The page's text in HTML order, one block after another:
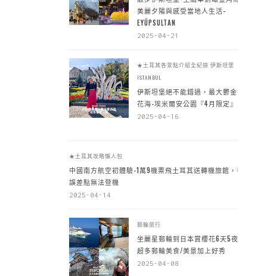
美麗夕陽與感受當地人生活-
EYÜPSULTAN
2025-04-21
★土耳其各景點介紹全紀錄 伊斯坦堡
ISTANBUL
伊斯坦堡絕不能錯過，最大鬱金香
花海-埃米爾安公園『4月限定』
2025-04-16
★土耳其攻略懶人包
中國南方航空初體驗-1萬9機票飛土耳其送轉機旅館，手
誤差點無法登機
2025-04-14
郵輪旅行
坐麗星郵輪到日本賞櫻花6天5夜，
超多郵輪美食/美景加上好秀
2025-04-08